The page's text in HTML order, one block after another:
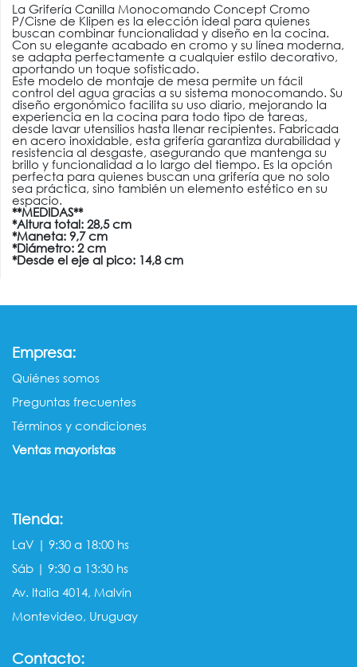
La Grifería Canilla Monocomando Concept Cromo
P/Cisne de Klipen es la elección ideal para quienes
buscan combinar funcionalidad y diseño en la cocina.
Con su elegante acabado en cromo y su línea moderna,
se adapta perfectamente a cualquier estilo decorativo,
aportando un toque sofisticado.
Este modelo de montaje de mesa permite un fácil
control del agua gracias a su sistema monocomando. Su
diseño ergonómico facilita su uso diario, mejorando la
experiencia en la cocina para todo tipo de tareas,
desde lavar utensilios hasta llenar recipientes. Fabricada
en acero inoxidable, esta grifería garantiza durabilidad y
resistencia al desgaste, asegurando que mantenga su
brillo y funcionalidad a lo largo del tiempo. Es la opción
perfecta para quienes buscan una grifería que no solo
sea práctica, sino también un elemento estético en su
espacio.
**MEDIDAS**
*Altura total: 28,5 cm
*Maneta: 9,7 cm
*Diámetro: 2 cm
*Desde el eje al pico: 14,8 cm
Empresa:
Quiénes somos​​
Preguntas frecuentes
Términos y condiciones
Ventas mayorista​s
Tienda:
LaV | 9:30 a 18:00 hs
Sáb | 9:30 a 13:30 hs
Av. Italia 4014, Malvín
Montevideo, Uruguay
Contacto: